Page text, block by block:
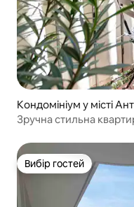
Кондомініум у місті
Зручна стильна
Вибір гостей
Вибір гостей